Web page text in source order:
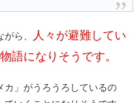
ら、
人々が避難してい
語になりそうです。
カ」がうろうろしているの